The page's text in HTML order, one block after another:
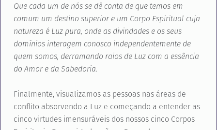
Que cada um de nós se dê conta de que temos em
comum um destino superior e um Corpo Espiritual cuja
natureza é Luz pura, onde as divindades e os seus
domínios interagem conosco independentemente de
quem somos, derramando raios de Luz com a essência
do Amor e da Sabedoria.
Finalmente, visualizamos as pessoas nas áreas de
conflito absorvendo a Luz e começando a entender as
cinco virtudes imensuráveis dos nossos cinco Corpos